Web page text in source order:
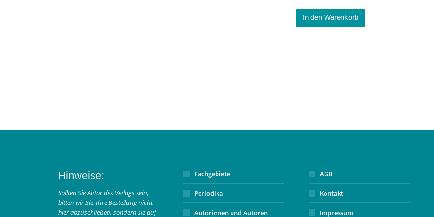
In den Warenkorb
Hinweise:
Sollten Sie Autor des Verlags sein,
bitten wir Sie, Ihre Bestellung nicht
hier abzuschließen, sondern sie auf
Fachgebiete
Periodika
Autorinnen und Autoren
AGB
Kontakt
Impressum